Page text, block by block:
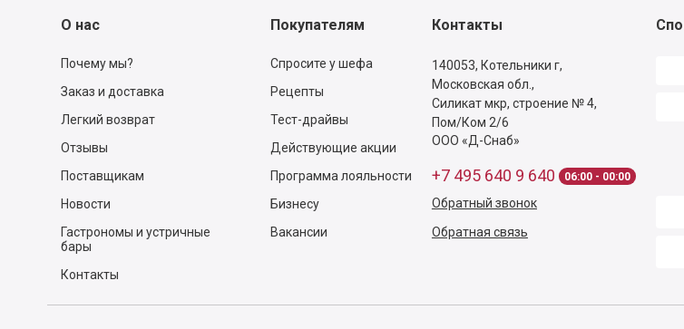
О нас
Почему мы?
Заказ и доставка
Легкий возврат
Отзывы
Поставщикам
Новости
Гастрономы и устричные
бары
Контакты
Покупателям
Спросите у шефа
Рецепты
Тест-драйвы
Действующие акции
Программа лояльности
Бизнесу
Вакансии
Контакты
140053, Котельники г,
Московская обл.,
Силикат мкр, строение № 4,
Пом/Ком 2/6
ООО «Д-Снаб»
+7 495 640 9 640 06:00 - 00:00
Обратный звонок
Обратная связь